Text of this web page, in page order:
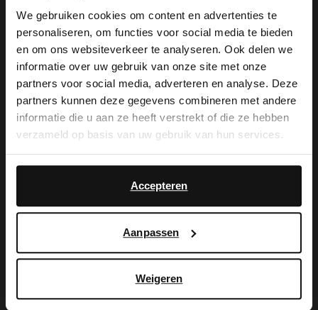
We gebruiken cookies om content en advertenties te
personaliseren, om functies voor social media te bieden
en om ons websiteverkeer te analyseren. Ook delen we
informatie over uw gebruik van onze site met onze
partners voor social media, adverteren en analyse. Deze
partners kunnen deze gegevens combineren met andere
informatie die u aan ze heeft verstrekt of die ze hebben
verzameld op basis van uw gebruik van hun services.
Accepteren
Aanpassen
Weigeren
Manfield
109.99
Manfield
Braune Veloursleder-Sandaletten
129.99
-20%
-10% EXTRA
×
View this website in English?
It looks like your language isn't Dutch. Would
you like to switch to English?
English